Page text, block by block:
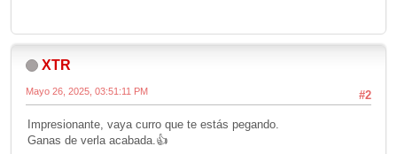
XTR
#2
Mayo 26, 2025, 03:51:11 PM
Impresionante, vaya curro que te estás pegando.
Ganas de verla acabada.👍